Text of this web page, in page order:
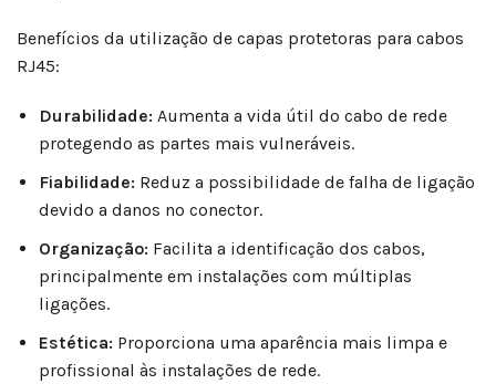
Benefícios da utilização de capas protetoras para cabos
RJ45:
Durabilidade: Aumenta a vida útil do cabo de rede
protegendo as partes mais vulneráveis.
Fiabilidade: Reduz a possibilidade de falha de ligação
devido a danos no conector.
Organização: Facilita a identificação dos cabos,
principalmente em instalações com múltiplas
ligações.
Estética: Proporciona uma aparência mais limpa e
profissional às instalações de rede.